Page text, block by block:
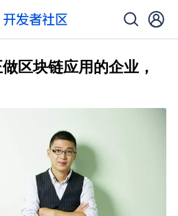
区块链应用的企业，